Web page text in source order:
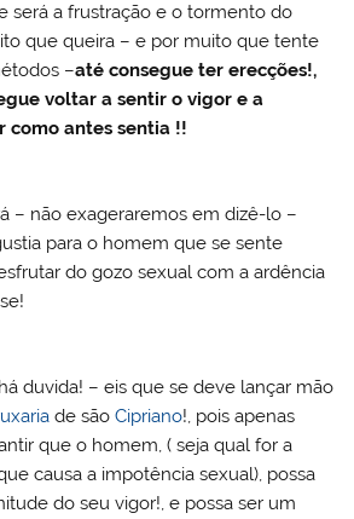
será a frustração e o tormento do
que queira – e por muito que tente
–até consegue ter erecções!,
voltar a sentir o vigor e a
como antes sentia !!
– não exageraremos em dizê-lo –
para o homem que se sente
do gozo sexual com a ardência
duvida! – eis que se deve lançar mão
de sãoCipriano!, pois apenas
que o homem, ( seja qual for a
causa a impotência sexual), possa
do seu vigor!, e possa ser um